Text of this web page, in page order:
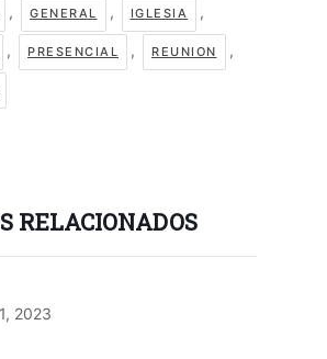
, GENERAL , IGLESIA ,
, PRESENCIAL , REUNION ,
RELACIONADOS
2023